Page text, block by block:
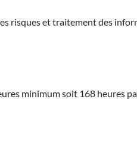
risques et traitement des
minimum soit 168 heures